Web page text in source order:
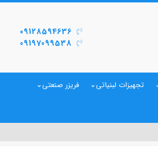
09128594636
09197099538
تجهیزات لبنیاتی فریزر صنعتی